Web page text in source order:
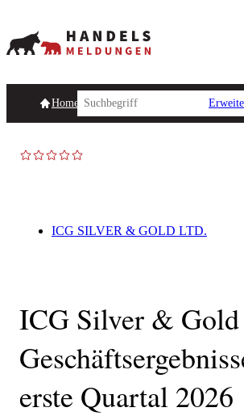
HomepageHandelsmeldungen Ad-Hoc-
ICG SILVER & GOLD LTD.
ICG Silver &
erste Quartal 2026